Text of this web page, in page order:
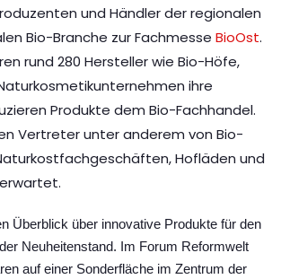
und Händler der regionalen
Bio-Branche zur Fachmesse BioOst.
rund 280 Hersteller wie Bio-Höfe,
ihre
Produkte dem Bio-Fachhandel.
Vertreter unter anderem von Bio-
Hofläden und
Überblick über innovative Produkte für den
Neuheitenstand. Im Forum Reformwelt
auf einer Sonderfläche im Zentrum der